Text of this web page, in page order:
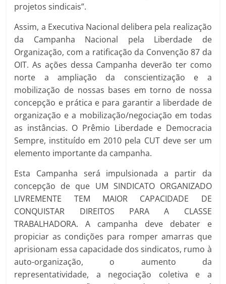
projetos sindicais”.
Assim, a Executiva Nacional delibera pela realização
da Campanha Nacional pela Liberdade de
Organização, com a ratificação da Convenção 87 da
OIT. As ações dessa Campanha deverão ter como
norte a ampliação da conscientização e a
mobilização de nossas bases em torno de nossa
concepção e prática e para garantir a liberdade de
organização e a mobilização/negociação em todas
as instâncias. O Prêmio Liberdade e Democracia
Sempre, instituído em 2010 pela CUT deve ser um
elemento importante da campanha.
Esta Campanha será impulsionada a partir da
concepção de que UM SINDICATO ORGANIZADO
LIVREMENTE TEM MAIOR CAPACIDADE DE
CONQUISTAR DIREITOS PARA A CLASSE
TRABALHADORA. A campanha deve debater e
propiciar as condições para romper amarras que
aprisionam essa capacidade dos sindicatos, rumo à
auto-organização, o aumento da
representatividade, a negociação coletiva e a